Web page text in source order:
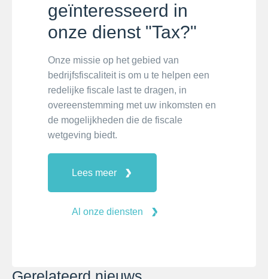
geïnteresseerd in
onze dienst "Tax?"
Onze missie op het gebied van
bedrijfsfiscaliteit is om u te helpen een
redelijke fiscale last te dragen, in
overeenstemming met uw inkomsten en
de mogelijkheden die de fiscale
wetgeving biedt.
Lees meer
Al onze diensten